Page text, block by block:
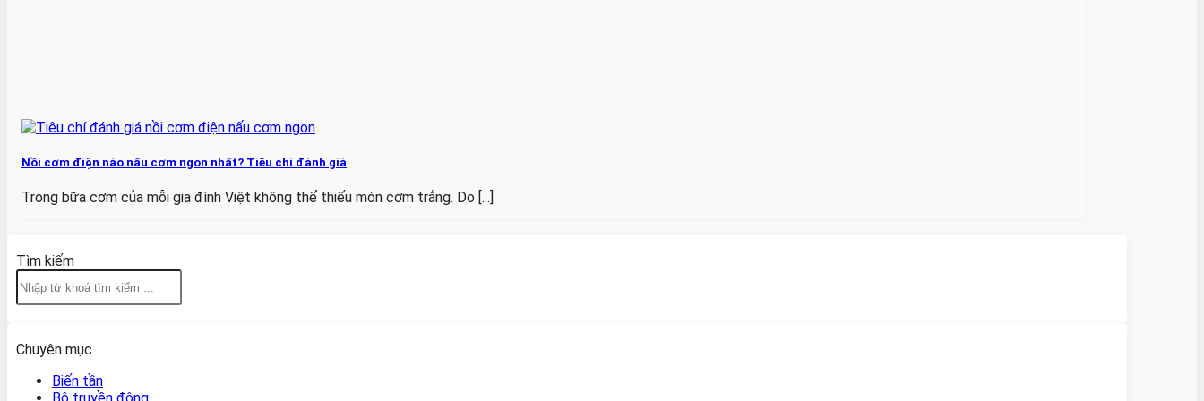
Nồi cơm điện nào nấu cơm ngon nhất? Tiêu chí đánh giá
Trong bữa cơm của mỗi gia đình Việt không thể thiếu món cơm trắng. Do [...]
Tìm kiếm
Chuyên mục
Biến tần